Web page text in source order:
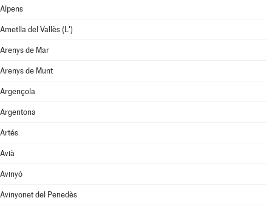
Alpens
Ametlla del Vallès (L')
Arenys de Mar
Arenys de Munt
Argençola
Argentona
Artés
Avià
Avinyó
Avinyonet del Penedès